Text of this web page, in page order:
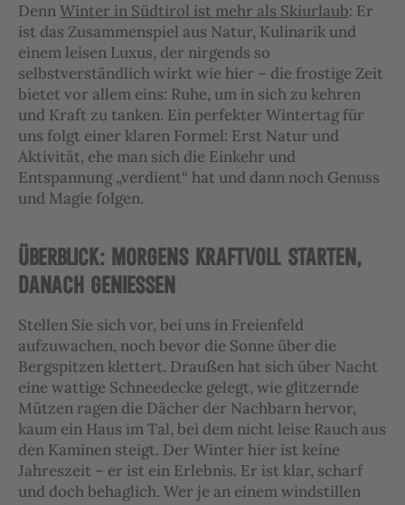
DennWinter in Südtirol ist mehr als Skiurlaub: Er
ist das Zusammenspiel aus Natur, Kulinarik und
einem leisen Luxus, der nirgends so
selbstverständlich wirkt wie hier – die frostige Zeit
bietet vor allem eins: Ruhe, um in sich zu kehren
und Kraft zu tanken. Ein perfekter Wintertag für
uns folgt einer klaren Formel: Erst Natur und
Aktivität, ehe man sich die Einkehr und
Entspannung „verdient“ hat und dann noch Genuss
und Magie folgen.
ÜBERBLICK: MORGENS KRAFTVOLL STARTEN,
DANACH GENIESSEN
Stellen Sie sich vor, bei uns in Freienfeld
aufzuwachen, noch bevor die Sonne über die
Bergspitzen klettert. Draußen hat sich über Nacht
eine wattige Schneedecke gelegt, wie glitzernde
Mützen ragen die Dächer der Nachbarn hervor,
kaum ein Haus im Tal, bei dem nicht leise Rauch aus
den Kaminen steigt. Der Winter hier ist keine
Jahreszeit – er ist ein Erlebnis. Er ist klar, scharf
und doch behaglich. Wer je an einem windstillen